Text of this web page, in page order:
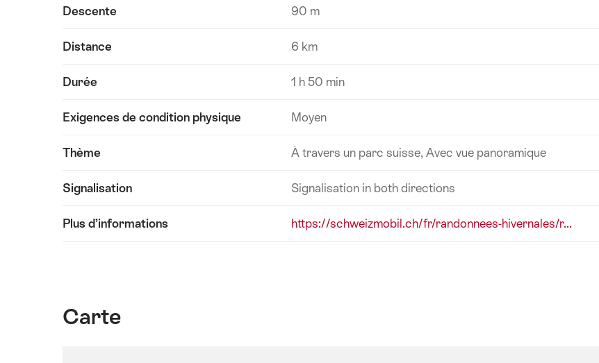
Descente 90 m
Distance 6 km
Durée 1 h 50 min
Exigences de condition physique Moyen
Thème À travers un parc suisse, Avec vue panoramique
Signalisation Signalisation in both directions
Plus d’informations https://schweizmobil.ch/fr/randonnees-hivernales/r...
Carte